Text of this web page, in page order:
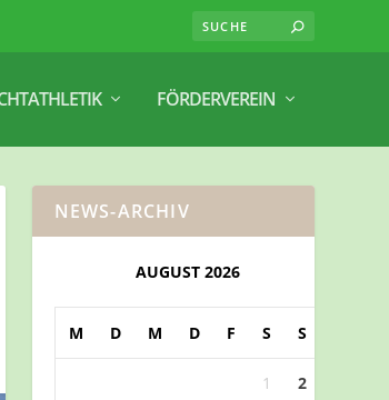
FÖRDERVEREIN
NEWS-ARCHIV
AUGUST 2026
M D M D F S S
1 2